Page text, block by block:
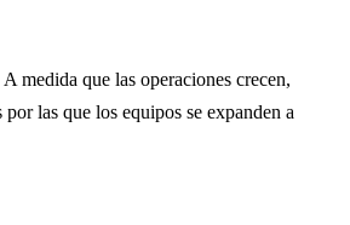
medida que las operaciones crecen,
las que los equipos se expanden a